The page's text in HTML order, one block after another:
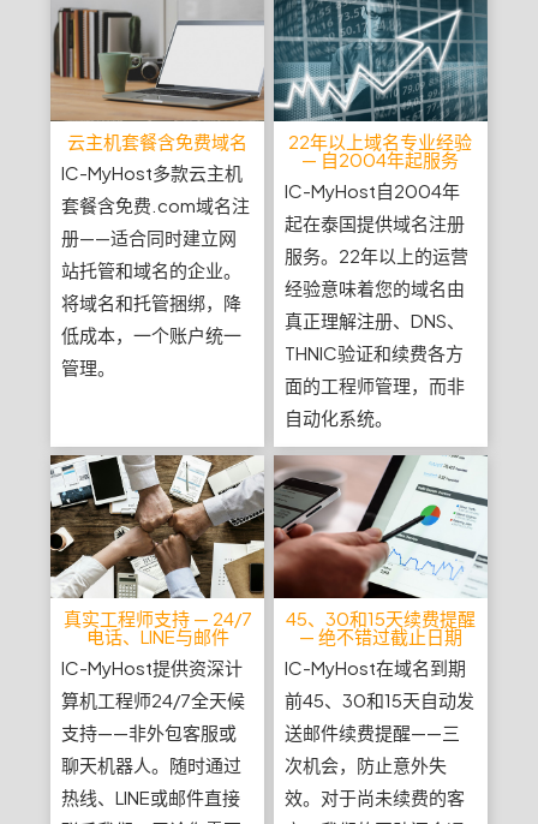
云主机套餐含免费域名
IC-MyHost多款云主机
套餐含免费.com域名注
册——适合同时建立网
站托管和域名的企业。
将域名和托管捆绑，降
低成本，一个账户统一
管理。
22年以上域名专业经验
— 自2004年起服务
IC-MyHost自2004年
起在泰国提供域名注册
服务。22年以上的运营
经验意味着您的域名由
真正理解注册、DNS、
THNIC验证和续费各方
面的工程师管理，而非
自动化系统。
真实工程师支持 — 24/7
电话、LINE与邮件
IC-MyHost提供资深计
算机工程师24/7全天候
支持——非外包客服或
聊天机器人。随时通过
热线、LINE或邮件直接
45、30和15天续费提醒
— 绝不错过截止日期
IC-MyHost在域名到期
前45、30和15天自动发
送邮件续费提醒——三
次机会，防止意外失
效。对于尚未续费的客